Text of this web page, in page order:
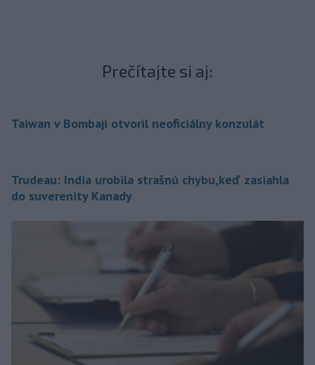
Prečítajte si aj:
Taiwan v Bombaji otvoril neoficiálny konzulát
Trudeau: India urobila strašnú chybu,keď zasiahla
do suverenity Kanady